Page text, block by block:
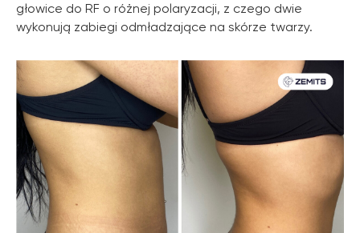
głowice do RF o różnej polaryzacji, z czego dwie
wykonują zabiegi odmładzające na skórze twarzy.